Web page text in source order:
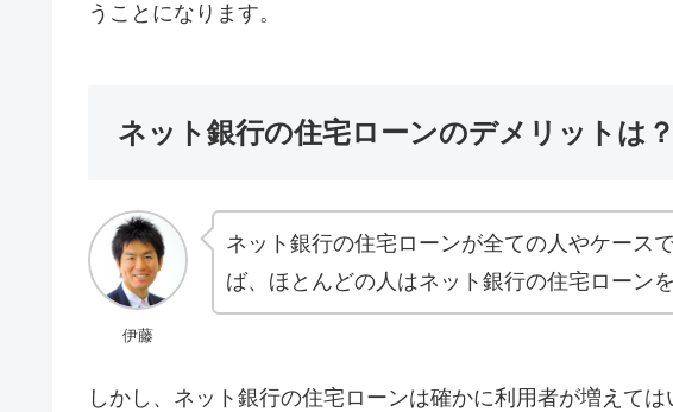
うことになります。
ネット銀行の住宅ローンのデメリットは？
伊藤
ネット銀行の住宅ローンが全ての人やケース
ば、ほとんどの人はネット銀行の住宅ローン
しかし、ネット銀行の住宅ローンは確かに利用者が増えて